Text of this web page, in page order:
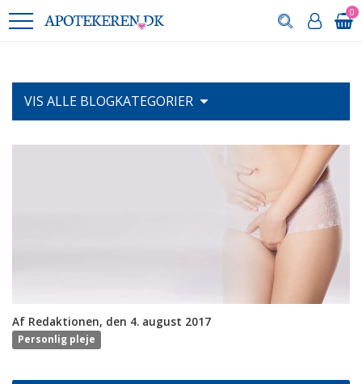
0
VIS ALLE BLOGKATEGORIER
Af Redaktionen, den 4. august 2017
Personlig pleje